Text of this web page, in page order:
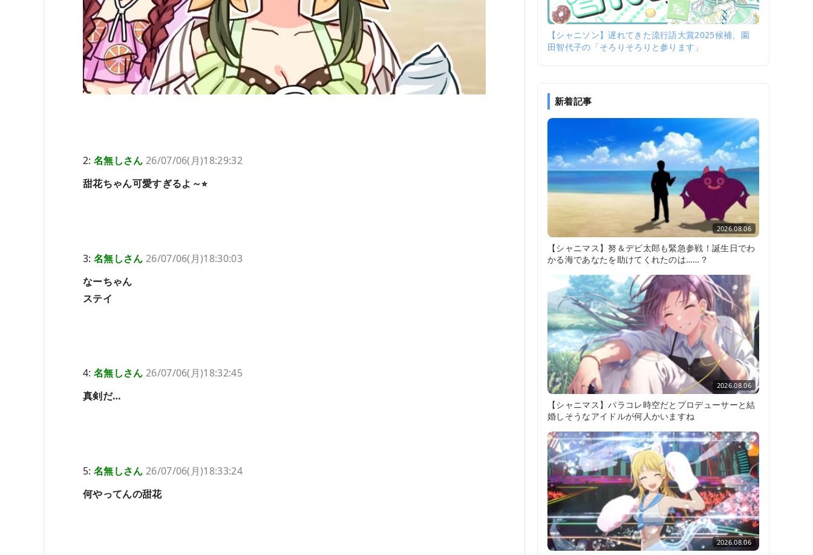
2: 名無しさん 26/07/06(月)18:29:32
甜花ちゃん可愛すぎるよ～⭐︎
3: 名無しさん 26/07/06(月)18:30:03
なーちゃん
ステイ
4: 名無しさん 26/07/06(月)18:32:45
真剣だ…
5: 名無しさん 26/07/06(月)18:33:24
何やってんの甜花
【シャニソン】遅れてきた流行語大賞2025候補、園
田智代子の「そろりそろりと参ります」
新着記事
2026.08.06
【シャニマス】努＆デビ太郎も緊急参戦！誕生日でわ
かる海であなたを助けてくれたのは……？
2026.08.06
【シャニマス】パラコレ時空だとプロデューサーと結
婚しそうなアイドルが何人かいますね
2026.08.06